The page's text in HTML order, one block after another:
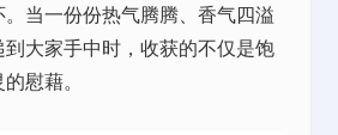
当一份份热气腾腾、香气四溢
大家手中时，收获的不仅是饱
慰藉。